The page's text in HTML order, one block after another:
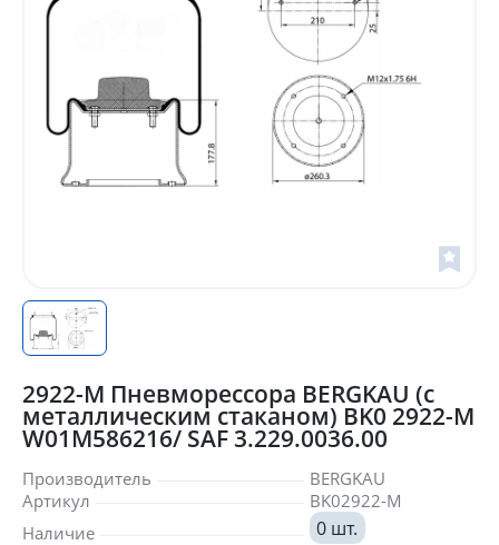
2922-М Пневморессора BERGKAU (с
металлическим стаканом) BK0 2922-М
W01M586216/ SAF 3.229.0036.00
Производитель
BERGKAU
Артикул
BK02922-М
Наличие
0 шт.